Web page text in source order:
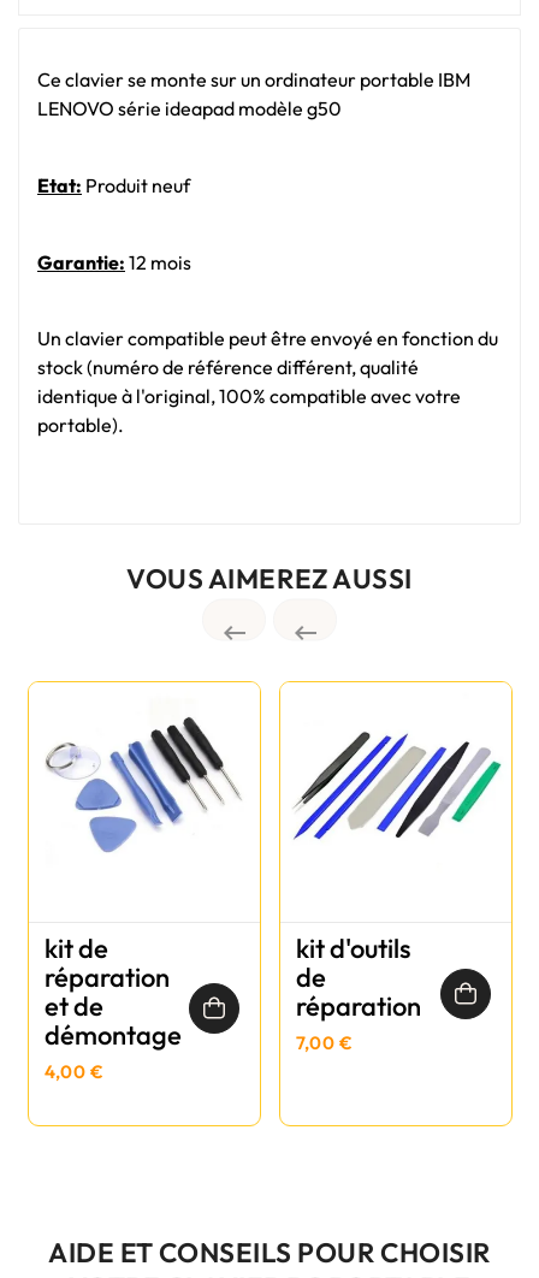
Ce clavier se monte sur un ordinateur portable IBM
LENOVO série ideapad modèle g50
Etat: Produit neuf
Garantie: 12 mois
Un clavier compatible peut être envoyé en fonction du
stock (numéro de référence différent, qualité
identique à l'original, 100% compatible avec votre
portable).
VOUS AIMEREZ AUSSI
 
kit de
réparation
et de
démontage
4,00 €
kit d'outils
de
réparation
7,00 €
AIDE ET CONSEILS POUR CHOISIR